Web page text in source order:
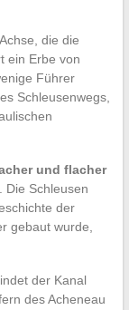
die die
ein Erbe von
Führer
Schleusenwegs,
und flacher
Die Schleusen
der
gebaut wurde,
der Kanal
des Acheneau